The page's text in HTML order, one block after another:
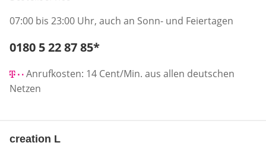
07:00 bis 23:00 Uhr, auch an Sonn- und Feiertagen
Telefonnummer:
0180 5 22 87 85*
Anrufkosten: 14 Cent/Min. aus allen deutschen
Netzen
creation L